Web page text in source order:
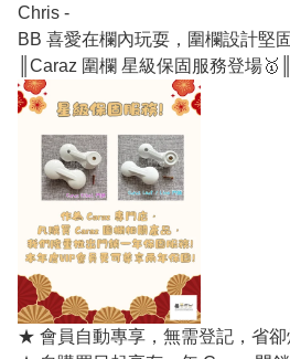
Chris -
BB 喜愛在欄內玩耍，圍欄設計堅
║Caraz 圍欄 星級保固服務登場🥇║
★ 會員自動專享，無需登記，省卻